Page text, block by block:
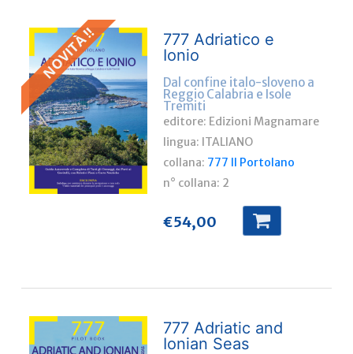
NOVITÀ !!
777 Adriatico e
Ionio
Dal confine italo-sloveno a
Reggio Calabria e Isole
Tremiti
editore: Edizioni Magnamare
lingua: ITALIANO
collana: 777 Il Portolano
n° collana: 2
€54,00
777 Adriatic and
Ionian Seas